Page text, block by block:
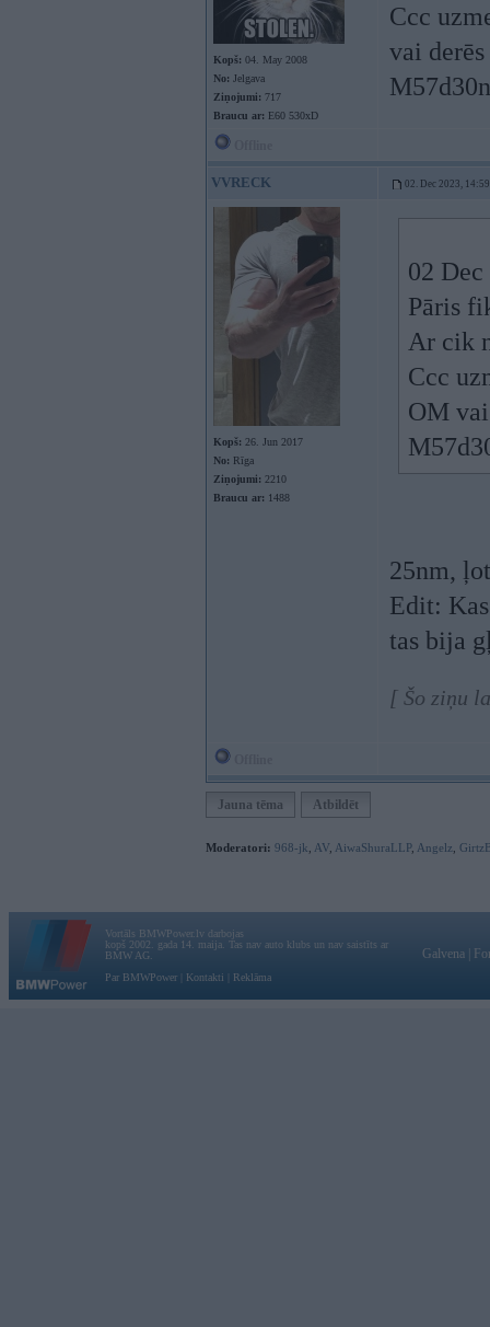
Kopš: 04. May 2008
No: Jelgava
Ziņojumi: 717
Braucu ar: E60 530xD
Ccc
vai
VVRECK 02. Dec 2023, 14:59
Kopš: 26. Jun 2017
No: Rīga
Ziņojumi: 2210
Braucu ar: 1488
02
Pāris
Ar cik
Ccc
OM
25nm,
Edit:
tas bija
[ Šo ziņu
Jauna tēma Atbildēt
Moderatori: 968-jk AV AiwaShuraLLP, Angelz
Vortāls BMWPower.lv darbojas
kopš 2002. gada 14. maija. Tas nav auto klubs un nav saistīts ar
BMW AG.
Par BMWPower
Kontakti Reklāma
Galvena